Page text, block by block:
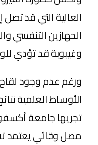
الجهازين التنفسي
وغيبوبة قد تؤدي
ورغم عدم وجود
الأوساط العلمية
تجريها جامعة
مصل وقائي يعتمد